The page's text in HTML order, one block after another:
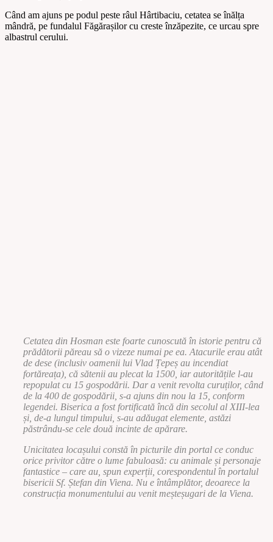
Când am ajuns pe podul peste râul Hârtibaciu, cetatea se înălța
mândră, pe fundalul Făgărașilor cu creste înzăpezite, ce urcau spre
albastrul cerului.
Cetatea din Hosman este foarte cunoscută în istorie pentru că
prădătorii păreau să o vizeze numai pe ea. Atacurile erau atât
de dese (inclusiv oamenii lui Vlad Țepeș au incendiat
fortăreața), că sătenii au plecat la 1500, iar autoritățile l-au
repopulat cu 15 gospodării. Dar a venit revolta curuților, când
de la 400 de gospodării, s-a ajuns din nou la 15, conform
legendei. Biserica a fost fortificată încă din secolul al XIII-lea
și, de-a lungul timpului, s-au adăugat elemente, astăzi
păstrându-se cele două incinte de apărare.
Unicitatea locașului constă în picturile din portal ce conduc
orice privitor către o lume fabuloasă: cu animale și personaje
fantastice – care au, spun experții, corespondentul în portalul
bisericii Sf. Ștefan din Viena. Nu e întâmplător, deoarece la
construcția monumentului au venit meșteșugari de la Viena.